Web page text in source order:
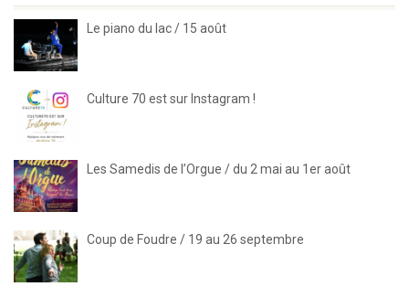
Le piano du lac / 15 août
Culture 70 est sur Instagram !
Les Samedis de l’Orgue / du 2 mai au 1er août
Coup de Foudre / 19 au 26 septembre